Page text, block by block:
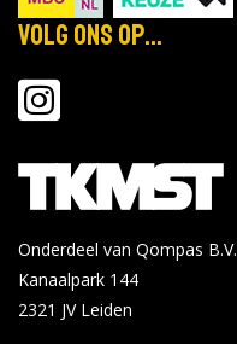
Volg ons op...
Onderdeel van Qompas B.V.
Kanaalpark 144
2321 JV Leiden